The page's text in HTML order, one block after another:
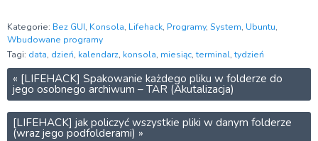
Kategorie: Bez GUI, Konsola, Lifehack, Programy, System, Ubuntu,
Wbudowane programy
Tagi: data, dzień, kalendarz, konsola, miesiąc,terminal,tydzień
« [LIFEHACK] Spakowanie każdego pliku w folderze do
jego osobnego archiwum – TAR (Akutalizacja)
[LIFEHACK] jak policzyć wszystkie pliki w danym folderze
(wraz jego podfolderami) »